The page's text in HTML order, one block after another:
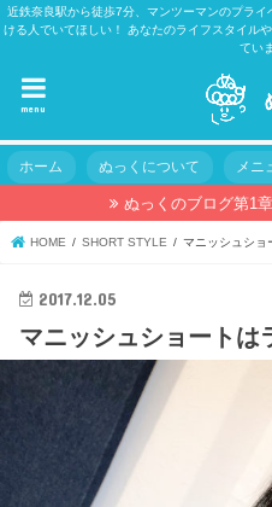
近鉄奈良駅から徒歩7分、マンツーマンのプラ
ける人でいてほしい！ あなたのライフスタイル
てい
menu
ホーム ぬっくについて メニ
ぬっくのブログ第1
HOME SHORT STYLE マニッシュショ
2017.12.05
マニッシュショートは